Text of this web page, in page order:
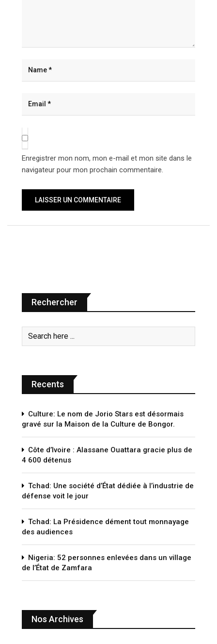
Enregistrer mon nom, mon e-mail et mon site dans le
navigateur pour mon prochain commentaire.
Rechercher
Recents
Culture: Le nom de Jorio Stars est désormais
gravé sur la Maison de la Culture de Bongor.
Côte d’Ivoire : Alassane Ouattara gracie plus de
4 600 détenus
Tchad: Une société d’État dédiée à l’industrie de
défense voit le jour
Tchad: La Présidence dément tout monnayage
des audiences
Nigeria: 52 personnes enlevées dans un village
de l’État de Zamfara
Nos Archives